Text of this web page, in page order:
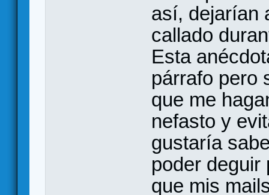
así, dejarían
callado
Esta
párrafo pero
que me
nefasto y
gustaría
poder deguir
que mis